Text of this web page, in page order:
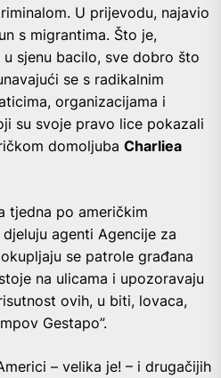
U prijevodu, najavio
s migrantima. Što je,
sjenu bacilo, sve dobro što
se s radikalnim
organizacijama i
su svoje pravo lice pokazali
domoljuba Charliea
tjedna po američkim
agenti Agencije za
se patrole građana
na ulicama i upozoravaju
ovih, u biti, lovaca,
Gestapo”.
– velika je! – i drugačijih